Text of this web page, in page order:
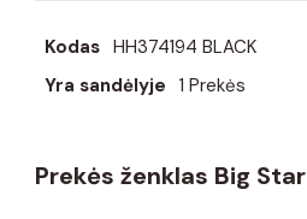
Kodas HH374194 BLACK
Yra sandėlyje 1 Prekės
Prekės ženklas Big Star